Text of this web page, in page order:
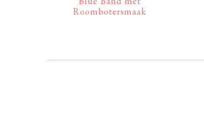
Roombotersmaak